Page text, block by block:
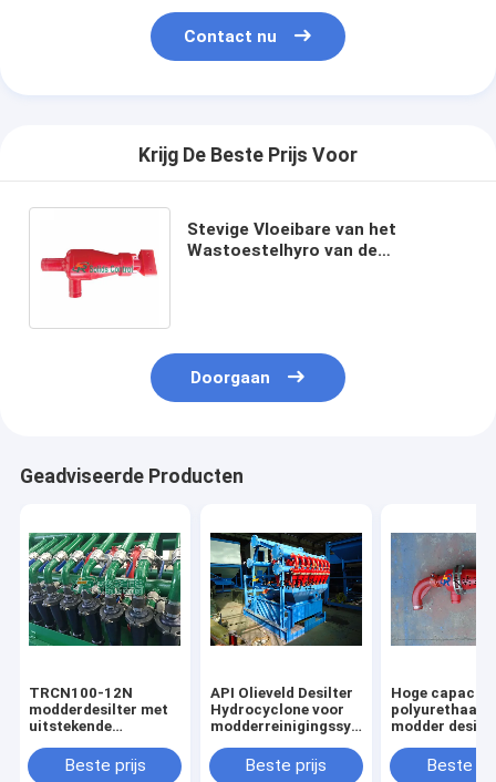
Contact nu
Krijg De Beste Prijs Voor
Stevige Vloeibare van het
Wastoestelhyro van de
Doorgaan
Geadviseerde Producten
TRCN100-12N
modderdesilter met
uitstekende
kW motorBeste prijs
API Olieveld Desilter
Hydrocyclone voor
modderreinigingssysteem
Beste prijs
Hoge
polyurethaan
modder
15 - 47um
Beste